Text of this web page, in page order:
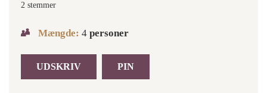
2 stemmer
Mængde: 4 personer
UDSKRIV PIN